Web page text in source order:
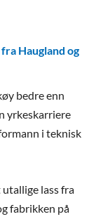
Haugland og
bedre enn
yrkeskarriere
i teknisk
lass fra
fabrikken på